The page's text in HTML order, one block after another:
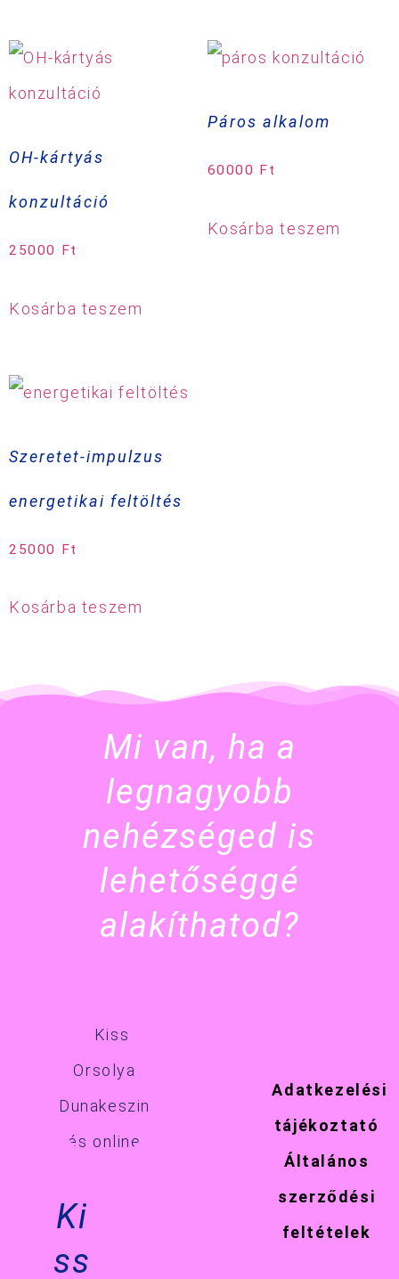
OH-kártyás
konzultáció
25000 Ft
Kosárba teszem
Páros alkalom
60000 Ft
Kosárba teszem
Szeretet-impulzus
energetikai feltöltés
25000 Ft
Kosárba teszem
Mi van, ha a
legnagyobb
nehézséged is
lehetőséggé
alakíthatod?
Ki
ss
Adatkezelési
tájékoztató
Általános
szerződési
feltételek